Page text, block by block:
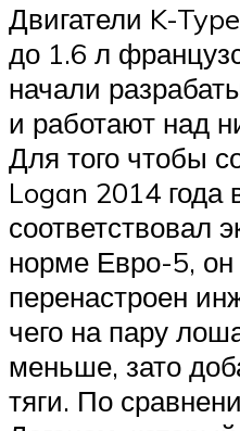
Двигатели K-
до 1.6 л
начали
и работают над
Для того чтобы
Logan 2014 года
соответствовал
норме Евро-5,
перенастроен
чего на пару
меньше, зато
тяги. По